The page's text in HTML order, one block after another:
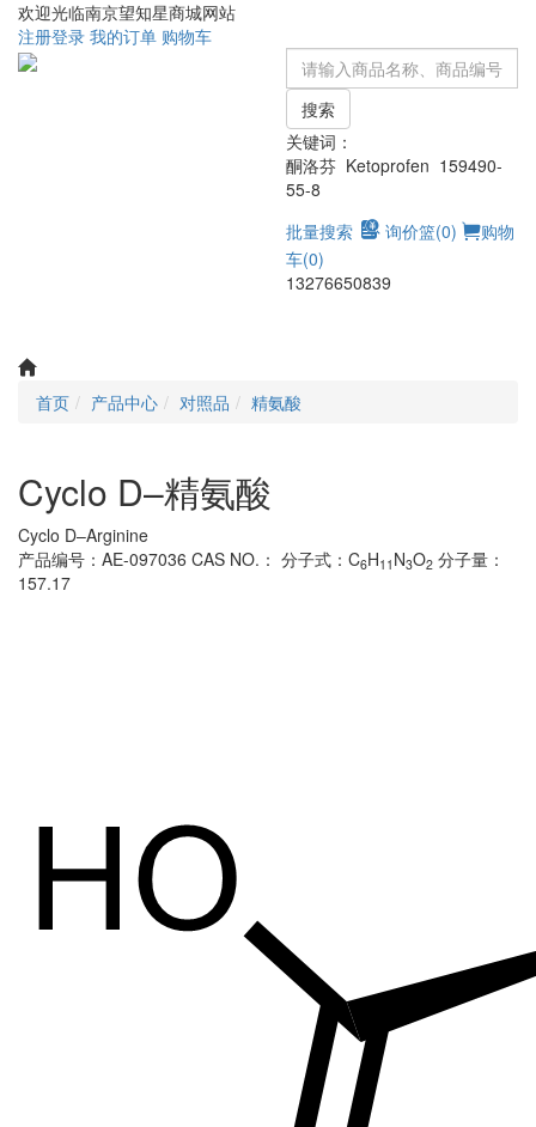
欢迎光临南京望知星商城网站
注册登录 我的订单 购物车
搜索
关键词：
酮洛芬 Ketoprofen 159490-
55-8
批量搜索
询价篮(0)
购物
车(0)
13276650839
首页 产品中心 对照品 精氨酸
Cyclo D–精氨酸
Cyclo D–Arginine
产品编号：AE-097036 CAS NO.： 分子式：C6H11 N3O2 分子量：
157.17